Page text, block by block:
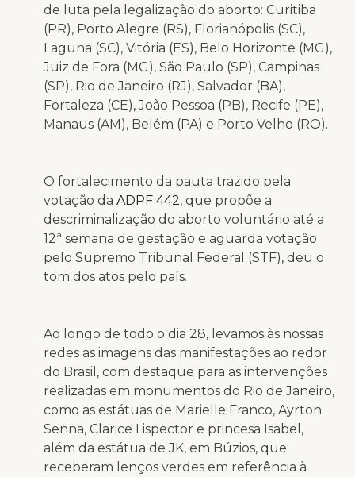
de luta pela legalização do aborto: Curitiba
(PR), Porto Alegre (RS), Florianópolis (SC),
Laguna (SC), Vitória (ES), Belo Horizonte (MG),
Juiz de Fora (MG), São Paulo (SP), Campinas
(SP), Rio de Janeiro (RJ), Salvador (BA),
Fortaleza (CE), João Pessoa (PB), Recife (PE),
Manaus (AM), Belém (PA) e Porto Velho (RO).
O fortalecimento da pauta trazido pela
votação da ADPF 442, que propõe a
descriminalização do aborto voluntário até a
12ª semana de gestação e aguarda votação
pelo Supremo Tribunal Federal (STF), deu o
tom dos atos pelo país.
Ao longo de todo o dia 28, levamos às nossas
redes as imagens das manifestações ao redor
do Brasil, com destaque para as intervenções
realizadas em monumentos do Rio de Janeiro,
como as estátuas de Marielle Franco, Ayrton
Senna, Clarice Lispector e princesa Isabel,
além da estátua de JK, em Búzios, que
receberam lenços verdes em referência à